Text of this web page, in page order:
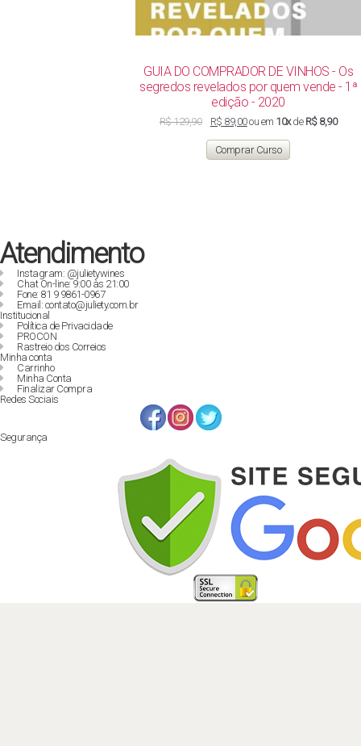
GUIA DO COMPRADOR DE VINHOS - Os
segredos revelados por quem vende - 1ª
edição - 2020
R$129,90
original
era:
R$ 129,90.
R$ 89,00O
atual
é:
R$ 89,00.
ou em 10xde R$ 8,90
Comprar Curso
Atendimento
Instagram: @julietywines
Chat On-line: 9:00 às 21:00
Fone: 81 9 9861-0967
Email: contato@juliety.com.br
Institucional
Política de Privacidade
PROCON
Rastreio dos Correios
Minha conta
Carrinho
Minha Conta
Finalizar Compra
Redes Sociais
Segurança